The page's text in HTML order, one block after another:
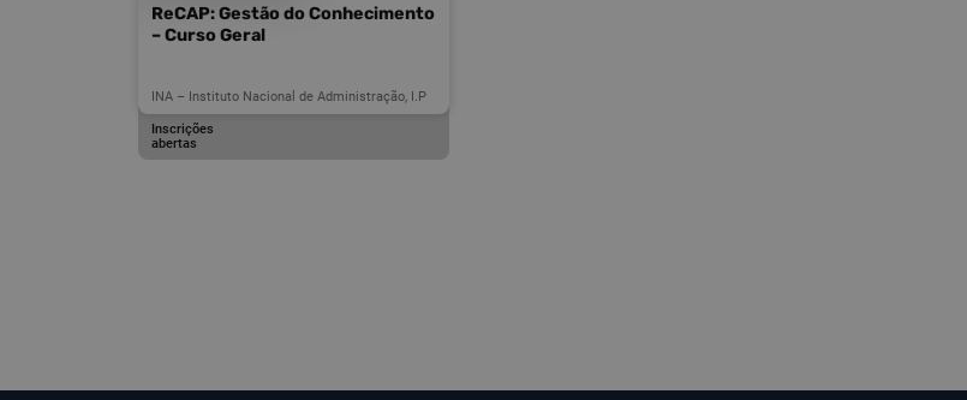
ReCAP: Gestão do Conhecimento
– Curso Geral
INA – Instituto Nacional de Administração, I.P
Inscrições
abertas